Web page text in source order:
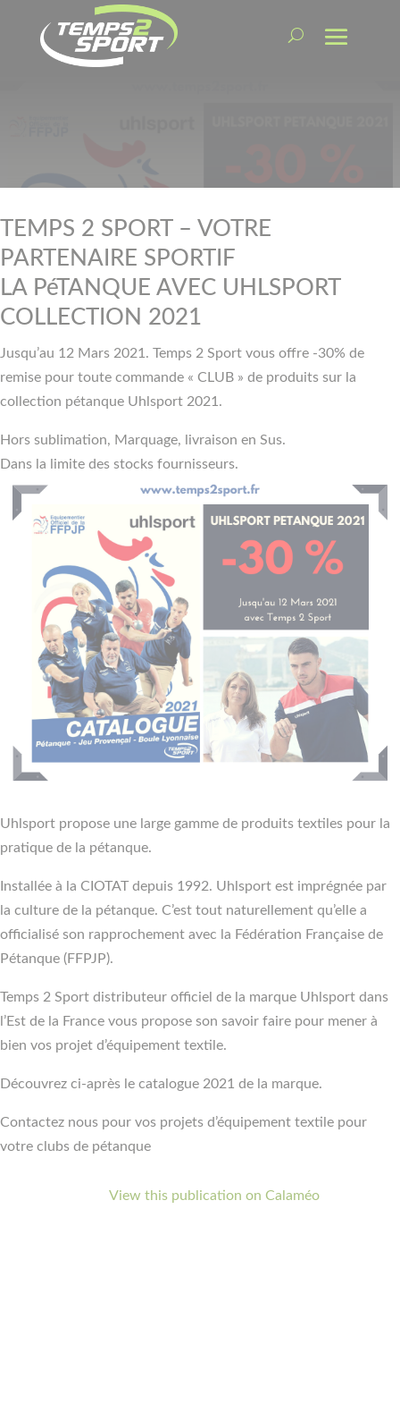
TEMPS 2 SPORT – VOTRE
PARTENAIRE SPORTIF
LA PéTANQUE AVEC UHLSPORT
COLLECTION 2021
Jusqu’au 12 Mars 2021. Temps 2 Sport vous offre -30% de
remise pour toute commande « CLUB » de produits sur la
collection pétanque Uhlsport 2021.
Hors sublimation, Marquage, livraison en Sus.
Dans la limite des stocks fournisseurs.
Uhlsport propose une large gamme de produits textiles pour la
pratique de la pétanque.
Installée à la CIOTAT depuis 1992. Uhlsport est imprégnée par
la culture de la pétanque. C’est tout naturellement qu’elle a
officialisé son rapprochement avec la Fédération Française de
Pétanque (FFPJP).
Temps 2 Sport distributeur officiel de la marque Uhlsport dans
l’Est de la France vous propose son savoir faire pour mener à
bien vos projet d’équipement textile.
Découvrez ci-après le catalogue 2021 de la marque.
Contactez nous pour vos projets d’équipement textile pour
votre clubs de pétanque
View this publication on Calaméo